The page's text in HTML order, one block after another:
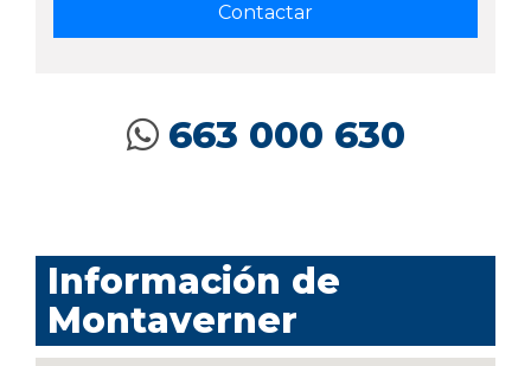
663 000 630
Información de
Montaverner